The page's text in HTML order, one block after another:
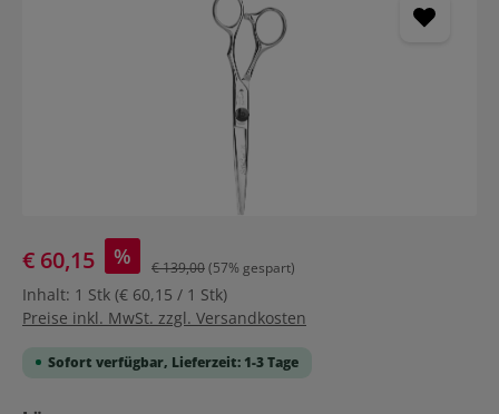
€ 60,15 % € 139,00(57% gespart)
Inhalt: 1 Stk (€ 60,15 / 1 Stk)
Preise inkl. MwSt. zzgl. Versandkosten
Sofort verfügbar, Lieferzeit: 1-3 Tage